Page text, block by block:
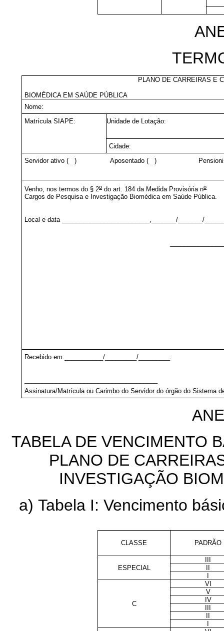
PLANO DE CARREIRAS E
BIOMÉDICA EM SAÚDE PÚBLICA
Nome:
Matrícula SIAPE:
Unidade de Lotação:
Cidade:
Servidor ativo ( ) Aposentado ( )
Venho, nos termos do § 2odo art. 184 da Medida Provisória no, de
Cargos de Pesquisa e Investigação Biomédica em Saúde Pública.
Local e data _________________________,_______/_______/
Recebido em:___________/_________/_________.
Assinatura/Matrícula ou Carimbo do Servidor do órgão do Sistema
TABELA DE VENCIMENTO
PLANO DE
INVESTIGAÇÃO
a) Tabela I: Vencimento
CLASSE PADRÃO
ESPECIAL
C
VI
V
IV